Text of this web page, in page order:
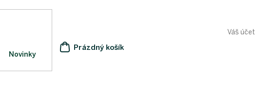
Váš účet
NÁKUPNÍ
Prázdný košík
Novinky